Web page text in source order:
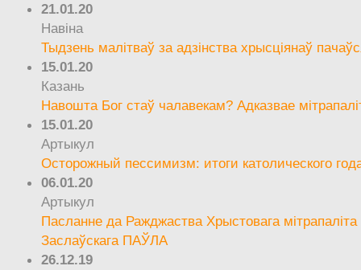
21.01.20
Навіна
Тыдзень малітваў за адзінства хрысціянаў
15.01.20
Казань
Навошта Бог стаў чалавекам? Адказвае
15.01.20
Артыкул
Осторожный пессимизм: итоги католического
06.01.20
Артыкул
Пасланне да Ражджаства Хрыстовага мітрапаліта
Заслаўскага ПАЎЛА
26.12.19